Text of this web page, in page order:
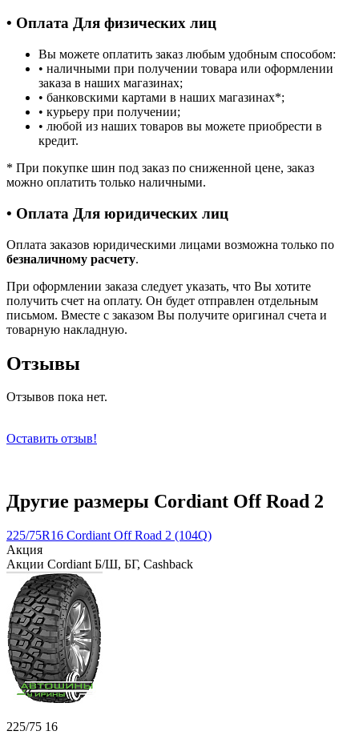
• Оплата Для физических лиц
Вы можете оплатить заказ любым удобным способом:
• наличными при получении товара или оформлении
заказа в наших магазинах;
• банковскими картами в наших магазинах*;
• курьеру при получении;
• любой из наших товаров вы можете приобрести в
кредит.
* При покупке шин под заказ по сниженной цене, заказ
можно оплатить только наличными.
• Оплата Для юридических лиц
Оплата заказов юридическими лицами возможна только по
безналичному расчету.
При оформлении заказа следует указать, что Вы хотите
получить счет на оплату. Он будет отправлен отдельным
письмом. Вместе с заказом Вы получите оригинал счета и
товарную накладную.
Отзывы
Отзывов пока нет.
Оставить отзыв!
Другие размеры Cordiant Off Road 2
225/75R16 Cordiant Off Road 2 (104Q)
Акция
Акции Cordiant Б/Ш, БГ, Cashback
225/75 16